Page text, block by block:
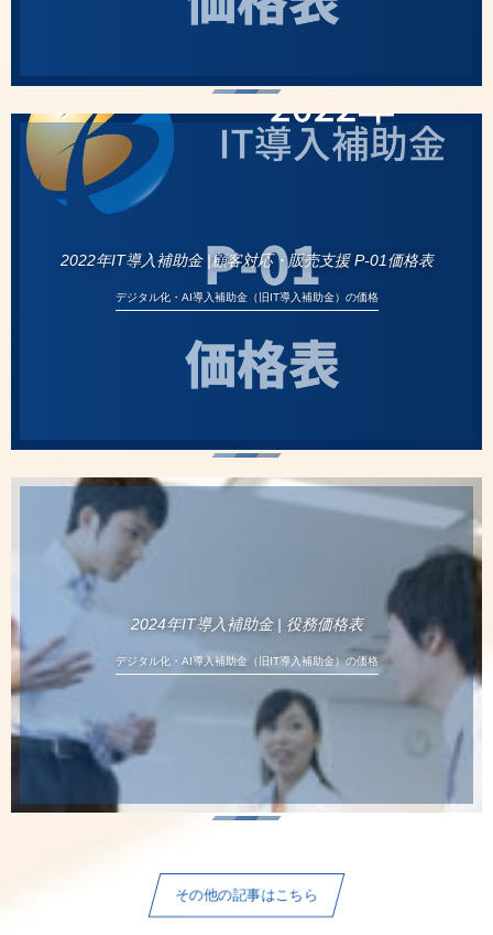
2022年IT導入補助金 |顧客対応・販売支援 P-01価格表
デジタル化・AI導入補助金（旧IT導入補助金）の価格
2024年IT導入補助金 | 役務価格表
デジタル化・AI導入補助金（旧IT導入補助金）の価格
その他の記事はこちら